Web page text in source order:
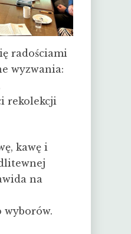
radościami
wyzwania:
rekolekcji
kawę i
na